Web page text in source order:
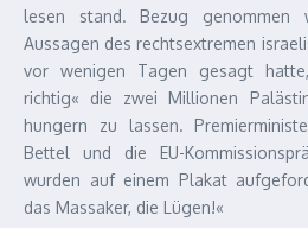
lesen stand. Bezug genommen
Aussagen des rechtsextremen
vor wenigen Tagen gesagt
richtig« die zwei Millionen
hungern zu lassen.
Bettel und die EU-
wurden auf einem Plakat
das Massaker, die Lügen!«